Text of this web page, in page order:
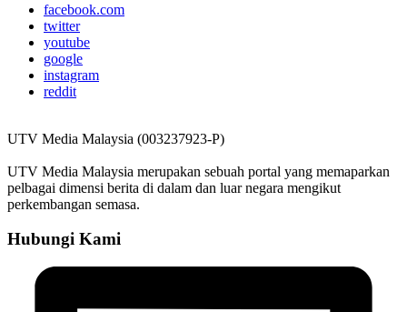
facebook.com
twitter
youtube
google
instagram
reddit
UTV Media Malaysia (003237923-P)
UTV Media Malaysia merupakan sebuah portal yang memaparkan
pelbagai dimensi berita di dalam dan luar negara mengikut
perkembangan semasa.
Hubungi Kami